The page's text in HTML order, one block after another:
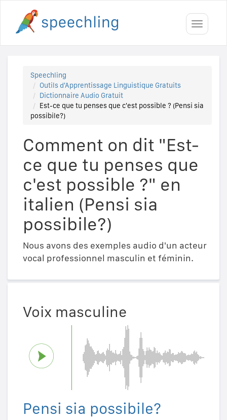
Toggle
Speechling
Outils d'Apprentissage Linguistique Gratuits
Dictionnaire Audio Gratuit
Est-ce que tu penses que c'est possible ? (Pensi sia
possibile?)
Comment on dit "Est-
ce que tu penses que
c'est possible ?" en
italien (Pensi sia
possibile?)
Nous avons des exemples audio d'un acteur
vocal professionnel masculin et féminin.
Voix masculine
Pensi sia possibile?